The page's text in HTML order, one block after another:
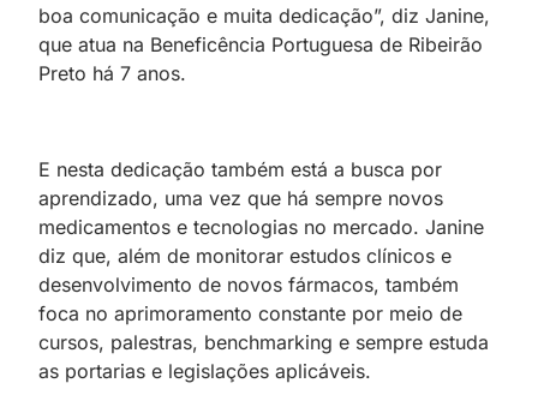
boa comunicação e muita dedicação”, diz Janine,
que atua na Beneficência Portuguesa de Ribeirão
Preto há 7 anos.
E nesta dedicação também está a busca por
aprendizado, uma vez que há sempre novos
medicamentos e tecnologias no mercado. Janine
diz que, além de monitorar estudos clínicos e
desenvolvimento de novos fármacos, também
foca no aprimoramento constante por meio de
cursos, palestras, benchmarking e sempre estuda
as portarias e legislações aplicáveis.